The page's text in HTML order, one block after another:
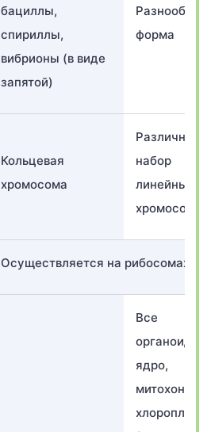
бациллы,
спириллы,
вибрионы (в виде
запятой)
форма
Кольцевая
хромосома
Различны
набор
линейных
хромосом
Осуществляется на рибосомах
Все
органоиды:
ядро,